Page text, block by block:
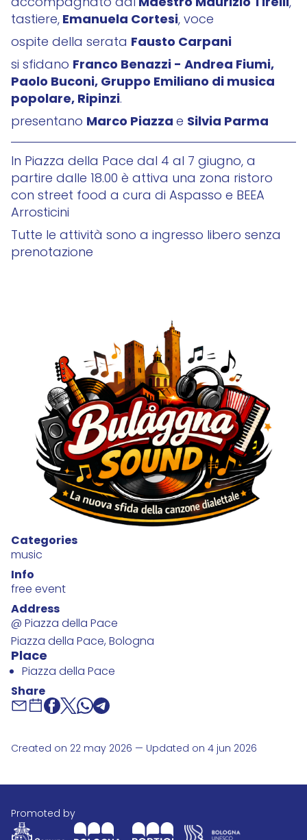
tastiere,Emanuela Cortesi, voce
ospite della serata Fausto Carpani
si sfidano Franco Benazzi - Andrea Fiumi,
Paolo Buconi, Gruppo Emiliano di musica
popolare, Ripinzi.
presentano Marco Piazzae Silvia Parma
In Piazza della Pace dal 4 al 7 giugno, a
partire dalle 18.00 è attiva una zona ristoro
con street food a cura di Aspasso e BEEA
Arrosticini
Tutte le attività sono a ingresso libero senza
prenotazione
Categories
music
Info
free event
Address
@ Piazza della Pace
Piazza della Pace, Bologna
Place
Piazza della Pace
Share
Created on 22 may 2026 — Updated on 4 jun 2026
promoted by